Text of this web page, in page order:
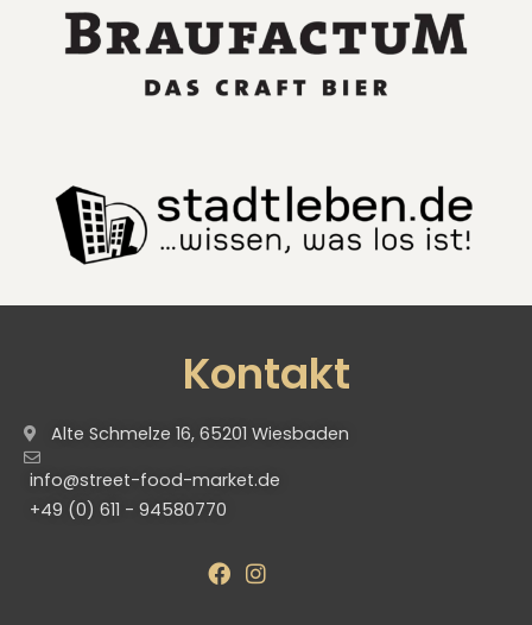
Kontakt
Alte Schmelze 16, 65201 Wiesbaden
info@street-food-market.de
+49 (0) 611 - 94580770